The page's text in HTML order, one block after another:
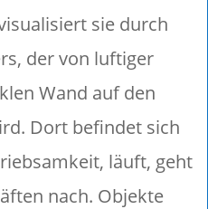
sie durch
der von luftiger
Wand auf den
Dort befindet sich
läuft, geht
nach. Objekte